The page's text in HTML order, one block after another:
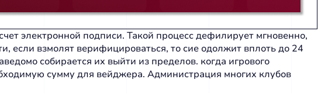
электронной подписи. Такой процесс дефилирует мгновенно,
если взмолят верифицироваться, то сие одолжит вплоть до 24
собирается их выйти из пределов. когда игрового
сумму для вейджера. Администрация многих клубов